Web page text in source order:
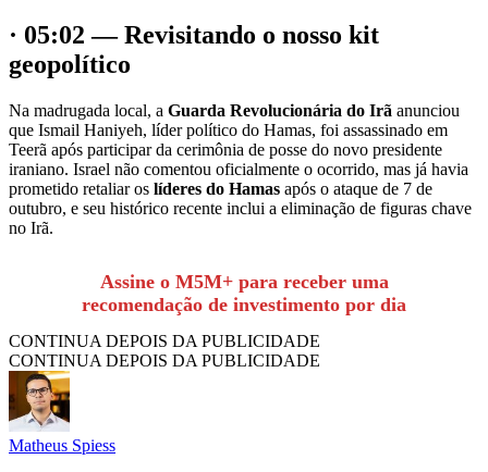
· 05:02 — Revisitando o nosso kit
geopolítico
Na madrugada local, a Guarda Revolucionária do Irã anunciou
que Ismail Haniyeh, líder político do Hamas, foi assassinado em
Teerã após participar da cerimônia de posse do novo presidente
iraniano. Israel não comentou oficialmente o ocorrido, mas já havia
prometido retaliar os líderes do Hamas após o ataque de 7 de
outubro, e seu histórico recente inclui a eliminação de figuras chave
no Irã.
Assine o M5M+ para receber uma
recomendação de investimento por dia
CONTINUA DEPOIS DA PUBLICIDADE
CONTINUA DEPOIS DA PUBLICIDADE
Matheus Spiess